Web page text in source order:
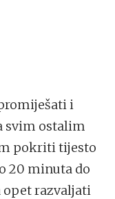
i
svim ostalim
pokriti tijesto
20 minuta do
opet razvaljati